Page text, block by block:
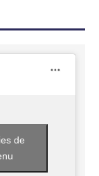
de